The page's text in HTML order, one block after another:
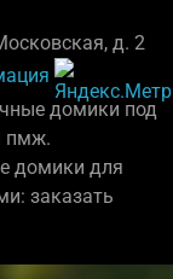
д. 2
домики под
пмж.
домики для
заказать